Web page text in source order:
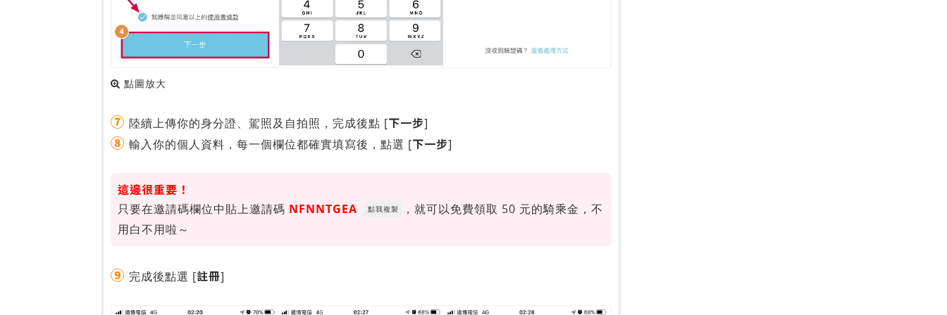
點圖放大
⑦ 陸續上傳你的身分證、駕照及自拍照，完成後點 [下一步]
⑧ 輸入你的個人資料，每一個欄位都確實填寫後，點選 [下一步]
這邊很重要！
只要在邀請碼欄位中貼上邀請碼 NFNNTGEA 點我複製
，就可以免費領取 50 元的騎乘金，不
用白不用啦～
⑨ 完成後點選 [註冊]